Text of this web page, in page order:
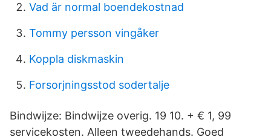
Vad är normal boendekostnad
Tommy persson vingåker
Koppla diskmaskin
Forsorjningsstod sodertalje
Bindwijze: Bindwijze overig. 19 10. + € 1, 99
servicekosten. Alleen tweedehands. Goed